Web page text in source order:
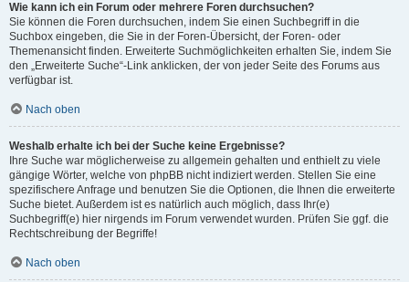
Wie kann ich ein Forum oder mehrere Foren durchsuchen?
Sie können die Foren durchsuchen, indem Sie einen Suchbegriff in die
Suchbox eingeben, die Sie in der Foren-Übersicht, der Foren- oder
Themenansicht finden. Erweiterte Suchmöglichkeiten erhalten Sie, indem Sie
den „Erweiterte Suche“-Link anklicken, der von jeder Seite des Forums aus
verfügbar ist.
Nach oben
Weshalb erhalte ich bei der Suche keine Ergebnisse?
Ihre Suche war möglicherweise zu allgemein gehalten und enthielt zu viele
gängige Wörter, welche von phpBB nicht indiziert werden. Stellen Sie eine
spezifischere Anfrage und benutzen Sie die Optionen, die Ihnen die erweiterte
Suche bietet. Außerdem ist es natürlich auch möglich, dass Ihr(e)
Suchbegriff(e) hier nirgends im Forum verwendet wurden. Prüfen Sie ggf. die
Rechtschreibung der Begriffe!
Nach oben